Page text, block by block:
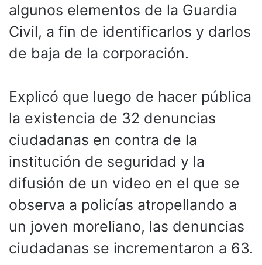
algunos elementos de la Guardia
Civil, a fin de identificarlos y darlos
de baja de la corporación.
Explicó que luego de hacer pública
la existencia de 32 denuncias
ciudadanas en contra de la
institución de seguridad y la
difusión de un video en el que se
observa a policías atropellando a
un joven moreliano, las denuncias
ciudadanas se incrementaron a 63.